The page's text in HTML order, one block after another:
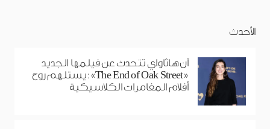
الأحدث
آن هاثاواي تتحدث عن فيلمها الجديد
«The End of Oak Street»: يستلهم روح
أفلام المغامرات الكلاسيكية